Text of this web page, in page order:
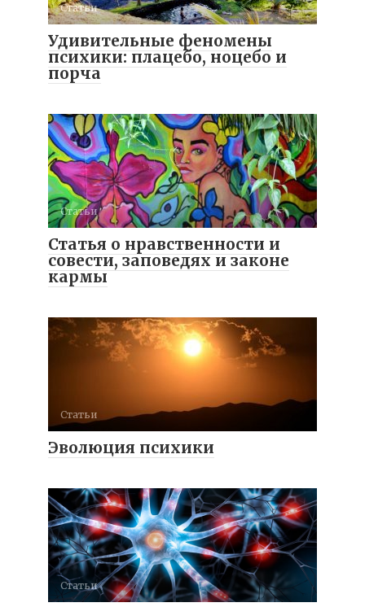
Статьи
Удивительные феномены
психики: плацебо, ноцебо и
порча
Статьи
Статья о нравственности и
совести, заповедях и законе
кармы
Статьи
Эволюция психики
Статьи